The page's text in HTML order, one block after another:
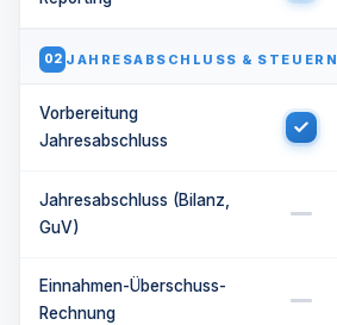
02 JAHRESABSCHLUSS & STEUERN
Vorbereitung
Jahresabschluss
Jahresabschluss (Bilanz,
GuV)
Einnahmen-Überschuss-
Rechnung